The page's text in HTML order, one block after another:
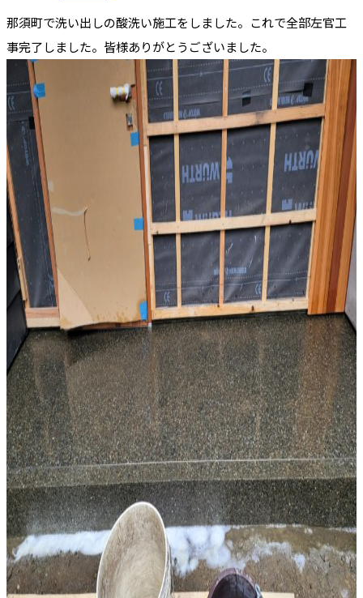
那須町で洗い出しの酸洗い施工をしました。これで全部左官工
事完了しました。皆様ありがとうございました。